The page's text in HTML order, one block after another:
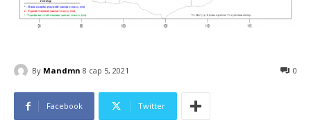
By Mandmn 8 сар 5, 2021 0
Facebook Twitter